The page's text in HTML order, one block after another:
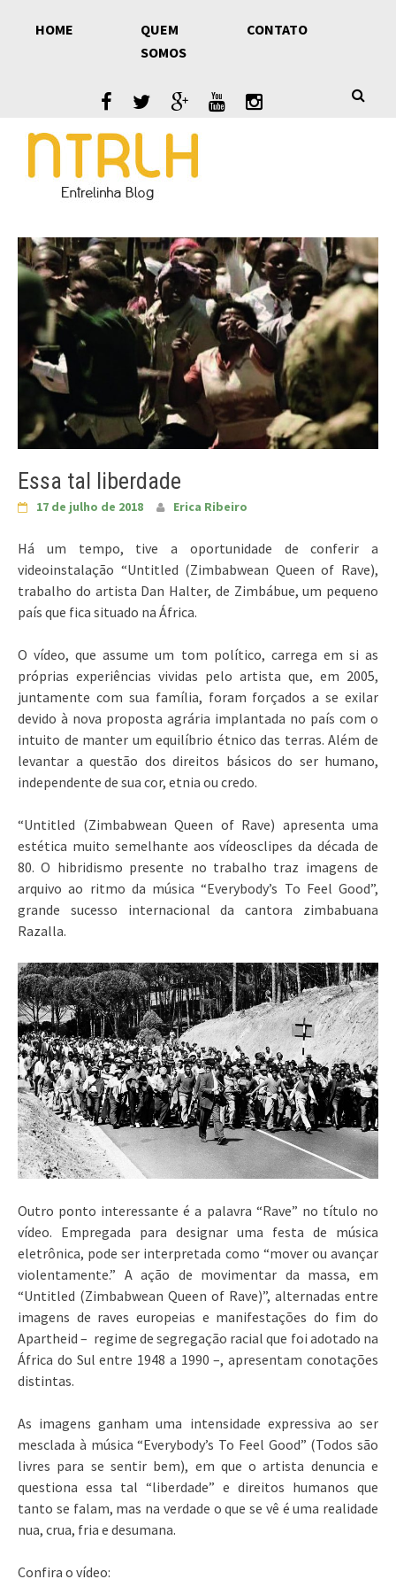
HOME
QUEM
SOMOS
CONTATO
Essa tal liberdade
17 de julho de 2018 Erica Ribeiro
Há um tempo, tive a oportunidade de conferir a
videoinstalação “Untitled (Zimbabwean Queen of Rave),
trabalho do artista Dan Halter, de Zimbábue, um pequeno
país que fica situado na África.
O vídeo, que assume um tom político, carrega em si as
próprias experiências vividas pelo artista que, em 2005,
juntamente com sua família, foram forçados a se exilar
devido à nova proposta agrária implantada no país com o
intuito de manter um equilíbrio étnico das terras. Além de
levantar a questão dos direitos básicos do ser humano,
independente de sua cor, etnia ou credo.
“Untitled (Zimbabwean Queen of Rave) apresenta uma
estética muito semelhante aos vídeosclipes da década de
80. O hibridismo presente no trabalho traz imagens de
arquivo ao ritmo da música “Everybody’s To Feel Good”,
grande sucesso internacional da cantora zimbabuana
Razalla.
Outro ponto interessante é a palavra “Rave” no título no
vídeo. Empregada para designar uma festa de música
eletrônica, pode ser interpretada como “mover ou avançar
violentamente.” A ação de movimentar da massa, em
“Untitled (Zimbabwean Queen of Rave)”, alternadas entre
imagens de raves europeias e manifestações do fim do
Apartheid – regime de segregação racial que foi adotado na
África do Sul entre 1948 a 1990 –, apresentam conotações
distintas.
As imagens ganham uma intensidade expressiva ao ser
mesclada à música “Everybody’s To Feel Good” (Todos são
livres para se sentir bem), em que o artista denuncia e
questiona essa tal “liberdade” e direitos humanos que
tanto se falam, mas na verdade o que se vê é uma realidade
nua, crua, fria e desumana.
Confira o vídeo: